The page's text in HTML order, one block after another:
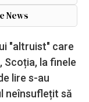
News
"altruist" care
Scoția, la finele
lire s-au
neînsuflețit să